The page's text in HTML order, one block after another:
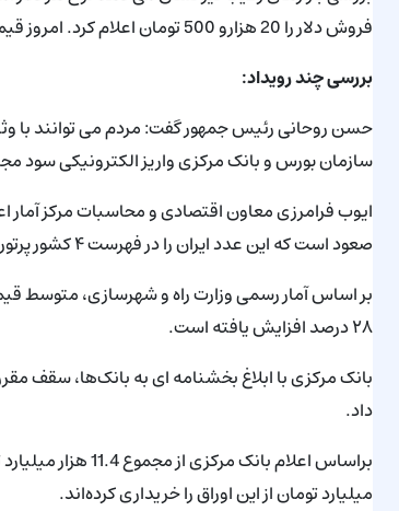
فروش دلار را 20 هزارو 500 تومان اعلام کرد. امروز قیمت سکه حدود 11 میلیون و 115 هزار تومان گزارش شده است.
بررسی چند رویداد:
حسن روحانی رئیس جمهور گفت: مردم می توانند با
سازمان بورس و بانک مرکزی واریز الکترونیکی سود
صعود است که این عدد ایران را در فهرست ۴ کشور پرتورم جهان قرار می‌دهد.
۲۸ درصد افزایش یافته است.
داد.
میلیارد تومان از این اوراق را خریداری کرده‌اند.